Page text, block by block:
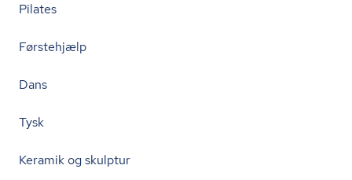
Pilates
Førstehjælp
Dans
Tysk
Keramik og skulptur